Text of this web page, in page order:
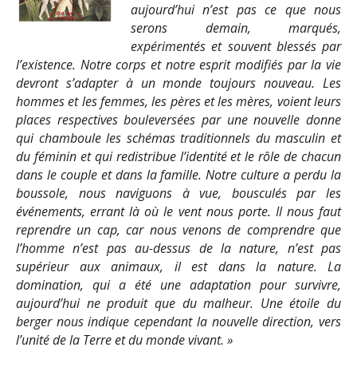
aujourd’hui n’est pas ce que nous
serons demain, marqués,
expérimentés et souvent blessés par
l’existence. Notre corps et notre esprit modifiés par la vie
devront s’adapter à un monde toujours nouveau. Les
hommes et les femmes, les pères et les mères, voient leurs
places respectives bouleversées par une nouvelle donne
qui chamboule les schémas traditionnels du masculin et
du féminin et qui redistribue l’identité et le rôle de chacun
dans le couple et dans la famille. Notre culture a perdu la
boussole, nous naviguons à vue, bousculés par les
événements, errant là où le vent nous porte. Il nous faut
reprendre un cap, car nous venons de comprendre que
l’homme n’est pas au-dessus de la nature, n’est pas
supérieur aux animaux, il est dans la nature. La
domination, qui a été une adaptation pour survivre,
aujourd’hui ne produit que du malheur. Une étoile du
berger nous indique cependant la nouvelle direction, vers
l’unité de la Terre et du monde vivant. »